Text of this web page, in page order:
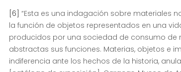
[6] “Esta es una indagación sobre materiales
la función de objetos representados en una
producidos por una sociedad de consumo de
abstractas sus funciones. Materias, objetos e
indiferencia ante los hechos de la historia,